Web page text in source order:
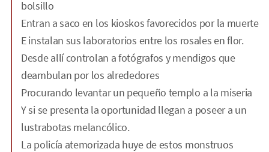
bolsillo
Entran a saco en los kioskos favorecidos por la muerte
E instalan sus laboratorios entre los rosales en flor.
Desde allí controlan a fotógrafos y mendigos que
deambulan por los alrededores
Procurando levantar un pequeño templo a la miseria
Y si se presenta la oportunidad llegan a poseer a un
lustrabotas melancólico.
La policía atemorizada huye de estos monstruos